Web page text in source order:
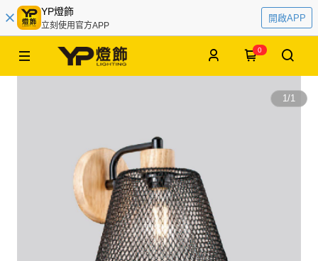
YP燈飾
立刻使用官方APP
開啟APP
0
1/1